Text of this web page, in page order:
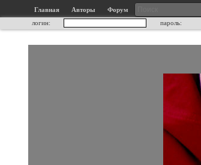
Главная Авторы
Форум
логин:
пароль: